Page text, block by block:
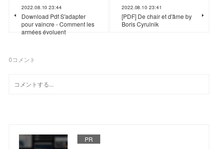
2022.08.10 23:44
Download Pdf S'adapter
pour vaincre - Comment les
armées évoluent
2022.08.10 23:41
[PDF] De chair et d'âme by
Boris Cyrulnik
0コメント
PR